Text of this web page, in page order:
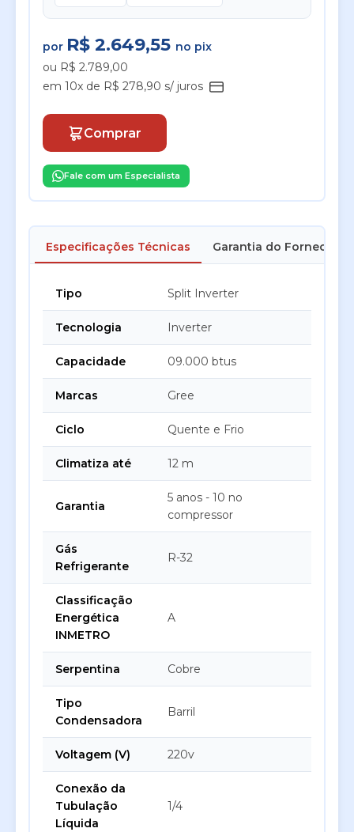
por R$ 2.649,55 no pix
ou R$ 2.789,00
em 10x de R$ 278,90 s/ juros
Comprar
Fale com um Especialista
Especificações Técnicas Garantia do Fornecedor
Tipo Split Inverter
Tecnologia Inverter
Capacidade 09.000 btus
Marcas Gree
Ciclo Quente e Frio
Climatiza até 12 m
Garantia
5 anos - 10 no
compressor
Gás
Refrigerante
R-32
Classificação
Energética
INMETRO
A
Serpentina Cobre
Tipo
Condensadora
Barril
Voltagem (V) 220v
Conexão da
Tubulação
Líquida
1/4